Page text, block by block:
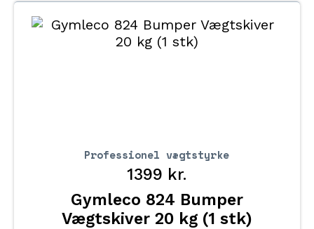
Professionel vægtstyrke
Gymleco 824 Bumper
Vægtskiver 20 kg (1 stk)
1399 kr.